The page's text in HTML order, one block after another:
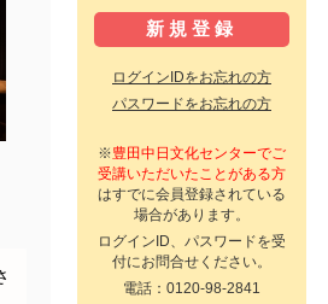
ログインIDをお忘れの方
パスワードをお忘れの方
※豊田中日文化センターでご
受講いただいたことがある方
はすでに会員登録されている
場合があります。
ログインID、パスワードを受
付にお問合せください。
電話：0120-98-2841